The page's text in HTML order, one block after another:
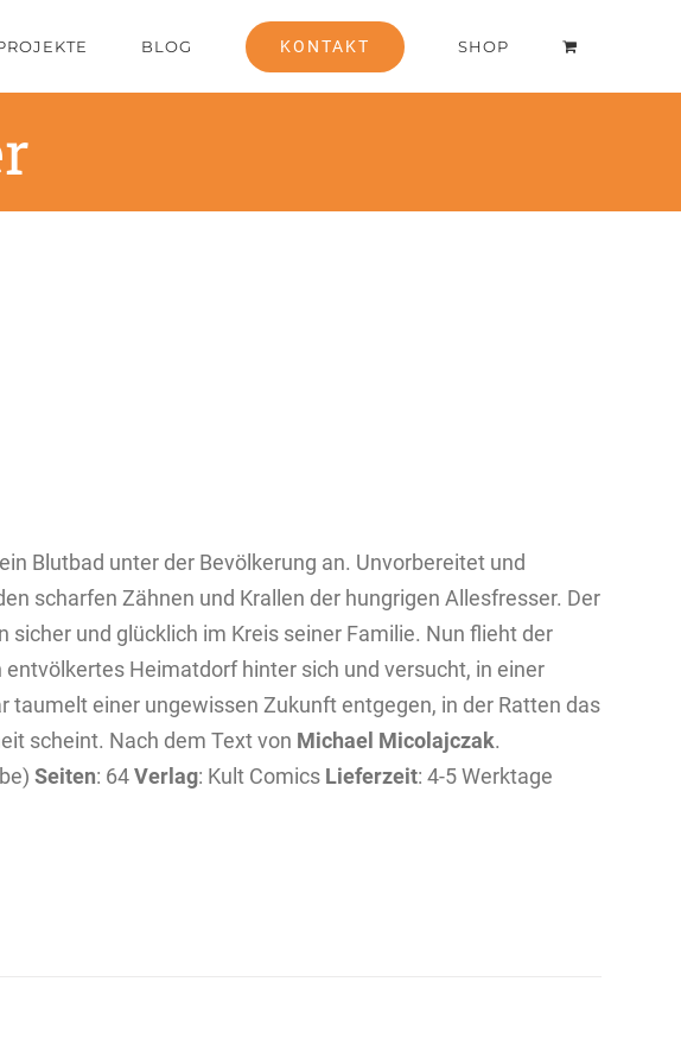
BLOG KONTAKT SHOP
Blutbad unter der Bevölkerung an. Unvorbereitet und
scharfen Zähnen und Krallen der hungrigen Allesfresser. Der
sicher und glücklich im Kreis seiner Familie. Nun flieht der
Heimatdorf hinter sich und versucht, in einer
taumelt einer ungewissen Zukunft entgegen, in der Ratten das
scheint. Nach dem Text von Michael Micolajczak.
Seiten: 64Verlag: Kult Comics Lieferzeit: 4-5 Werktage